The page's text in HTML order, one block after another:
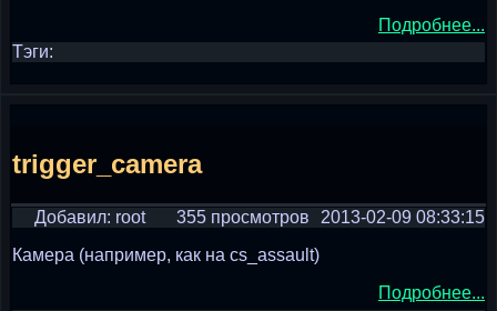
Подробнее...
Тэги:
trigger_camera
Добавил: root 2013-02-09 08:33:15
355 просмотров
Камера (например, как на cs_assault)
Подробнее...